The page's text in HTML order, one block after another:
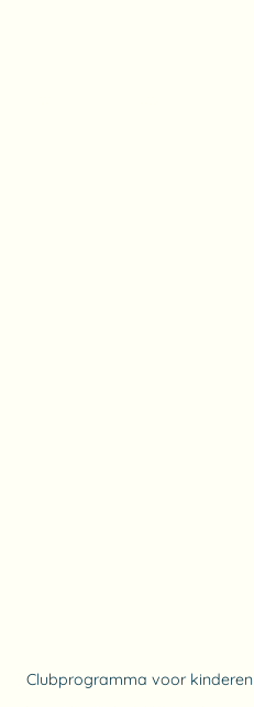
Clubprogramma voor kinderen